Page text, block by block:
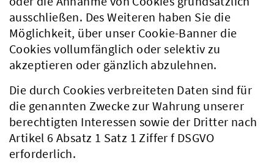
ausschließen. Des Weiteren haben Sie die
Möglichkeit, über unser Cookie-Banner die
Cookies vollumfänglich oder selektiv zu
akzeptieren oder gänzlich abzulehnen.
Die durch Cookies verbreiteten Daten sind für
die genannten Zwecke zur Wahrung unserer
berechtigten Interessen sowie der Dritter nach
Artikel 6 Absatz 1 Satz 1 Ziffer f DSGVO
erforderlich.